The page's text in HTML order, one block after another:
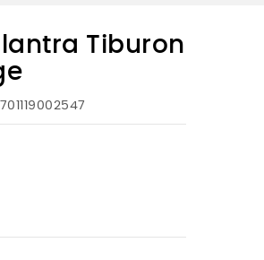
Tiburon